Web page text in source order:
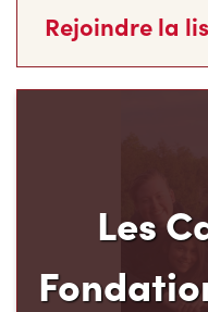
Rejoindre la
Les